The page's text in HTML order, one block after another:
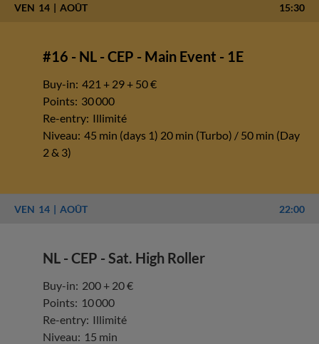
VEN 14 AOÛT 15:30
#16 - NL - CEP - Main Event - 1E
Buy-in: 421 + 29 + 50 €
Points: 30 000
Re-entry: Illimité
Niveau: 45 min (days 1) 20 min (Turbo) / 50 min (Day
2 & 3)
VEN 14 AOÛT 22:00
NL - CEP - Sat. High Roller
Buy-in: 200 + 20 €
Points: 10 000
Re-entry: Illimité
Niveau: 15 min